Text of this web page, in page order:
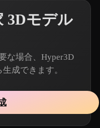
3Dモデル
な場合、Hyper3D
成できます。